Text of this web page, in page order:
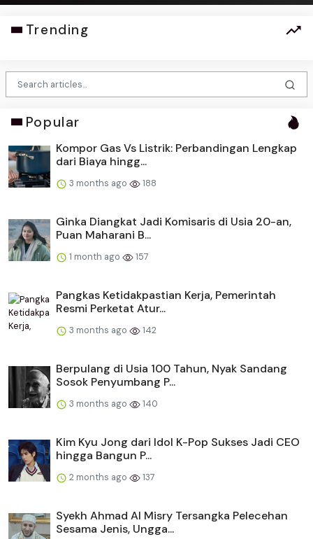
Trending
Popular
Kompor Gas Vs Listrik: Perbandingan Lengkap
dari Biaya hingg...
3 months ago 188
Ginka Diangkat Jadi Komisaris di Usia 20-an,
Puan Maharani B...
1 month ago 157
Pangkas Ketidakpastian Kerja, Pemerintah
Resmi Perketat Atur...
3 months ago 142
Berpulang di Usia 100 Tahun, Nyak Sandang
Sosok Penyumbang P...
3 months ago 140
Kim Kyu Jong dari Idol K-Pop Sukses Jadi CEO
hingga Bangun P...
2 months ago 137
Syekh Ahmad Al Misry Tersangka Pelecehan
Sesama Jenis, Ungga...